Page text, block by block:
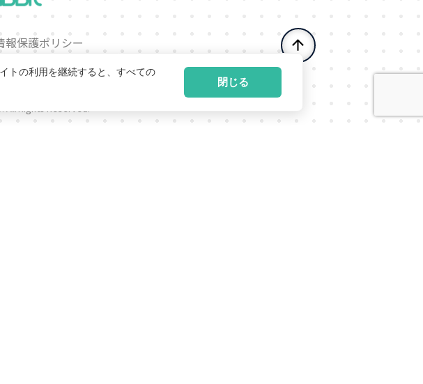
トの利用を継続すると、すべての
閉じる
報保護ポリシー
規約 | 運営ポリシー